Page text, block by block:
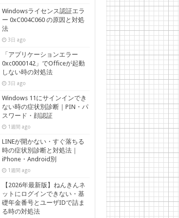
Windowsライセンス認証エラ
ー 0xC004C060 の原因と対処
法
3日 ago
「アプリケーションエラー
0xc0000142」でOfficeが起動
しない時の対処法
3日 ago
Windows 11にサインインでき
ない時の症状別診断｜PIN・パ
スワード・顔認証
1週間 ago
LINEが開かない・すぐ落ちる
時の症状別診断と対処法｜
iPhone・Android別
1週間 ago
【2026年最新版】ねんきんネ
ットにログインできない・基
礎年金番号とユーザIDで詰ま
る時の対処法